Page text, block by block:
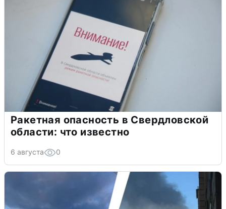
Ракетная опасность в Свердловской
области: что известно
6 августа 0